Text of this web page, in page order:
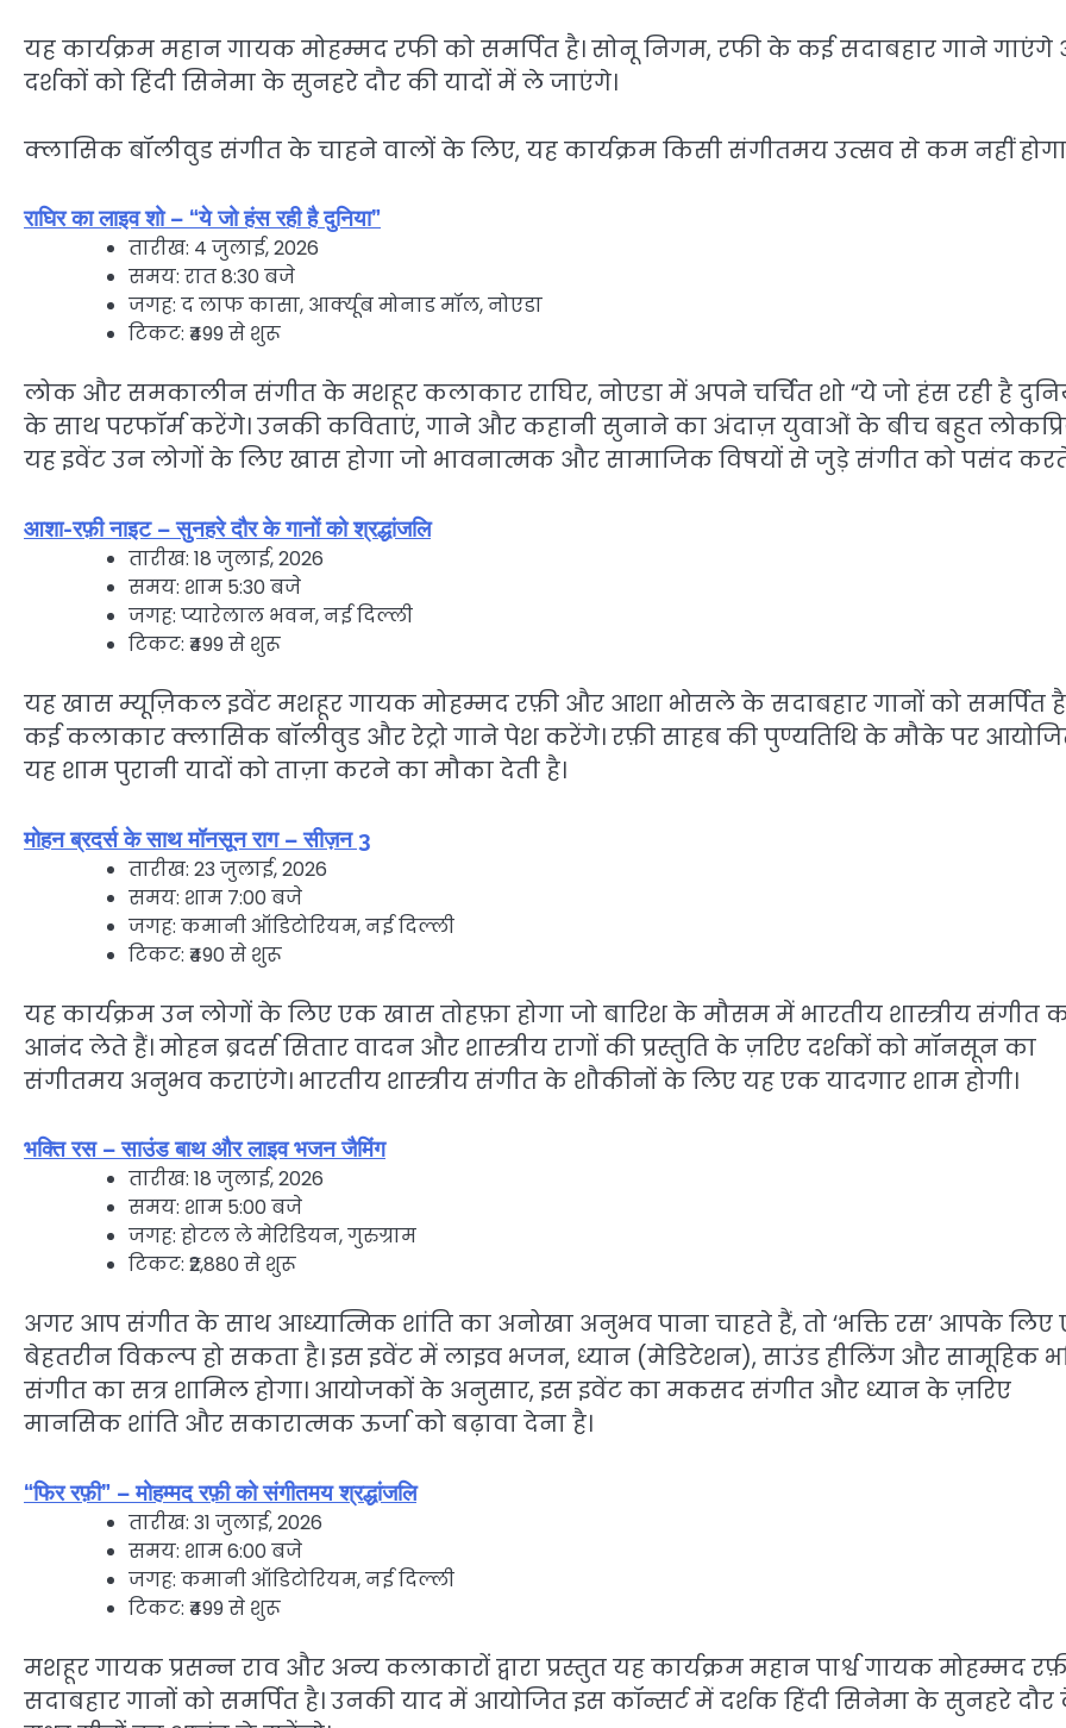
यह कार्यक्रम महान गायक मोहम्मद रफी को समर्पित है। सोनू निगम, रफी के कई सदाबहार गाने
दर्शकों को हिंदी सिनेमा के सुनहरे दौर की यादों में ले जाएंगे।
क्लासिक बॉलीवुड संगीत के चाहने वालों के लिए, यह कार्यक्रम किसी संगीतमय उत्सव से कम नहीं
राघिर का लाइव शो – “ये जो हंस रही है दुनिया”
तारीख: 4 जुलाई, 2026
समय: रात 8:30 बजे
जगह: द लाफ कासा, आर्क्यूब मोनाड मॉल, नोएडा
टिकट: ₹499 से शुरू
लोक और समकालीन संगीत के मशहूर कलाकार राघिर, नोएडा में अपने चर्चित शो “ये जो हंस रही है
के साथ परफॉर्म करेंगे। उनकी कविताएं, गाने और कहानी सुनाने का अंदाज़ युवाओं के बीच बहुत
यह इवेंट उन लोगों के लिए खास होगा जो भावनात्मक और सामाजिक विषयों से जुड़े संगीत को पसंद
आशा-रफ़ी नाइट – सुनहरे दौर के गानों को श्रद्धांजलि
तारीख: 18 जुलाई, 2026
समय: शाम 5:30 बजे
जगह: प्यारेलाल भवन, नई दिल्ली
टिकट: ₹499 से शुरू
यह खास म्यूज़िकल इवेंट मशहूर गायक मोहम्मद रफ़ी और आशा भोसले के सदाबहार गानों को समर्पित
कई कलाकार क्लासिक बॉलीवुड और रेट्रो गाने पेश करेंगे। रफ़ी साहब की पुण्यतिथि के मौके पर
यह शाम पुरानी यादों को ताज़ा करने का मौका देती है।
मोहन ब्रदर्स के साथ मॉनसून राग – सीज़न 3
तारीख: 23 जुलाई, 2026
समय: शाम 7:00 बजे
जगह: कमानी ऑडिटोरियम, नई दिल्ली
टिकट: ₹490 से शुरू
यह कार्यक्रम उन लोगों के लिए एक खास तोहफ़ा होगा जो बारिश के मौसम में भारतीय शास्त्रीय संगीत
आनंद लेते हैं। मोहन ब्रदर्स सितार वादन और शास्त्रीय रागों की प्रस्तुति के ज़रिए दर्शकों को मॉनसून का
संगीतमय अनुभव कराएंगे। भारतीय शास्त्रीय संगीत के शौकीनों के लिए यह एक यादगार शाम होगी।
भक्ति रस – साउंड बाथ और लाइव भजन जैमिंग
तारीख: 18 जुलाई, 2026
समय: शाम 5:00 बजे
जगह: होटल ले मेरिडियन, गुरुग्राम
टिकट: ₹2,880 से शुरू
अगर आप संगीत के साथ आध्यात्मिक शांति का अनोखा अनुभव पाना चाहते हैं, तो ‘भक्ति रस’ आपके
बेहतरीन विकल्प हो सकता है। इस इवेंट में लाइव भजन, ध्यान (मेडिटेशन), साउंड हीलिंग और सामूहिक
संगीत का सत्र शामिल होगा। आयोजकों के अनुसार, इस इवेंट का मकसद संगीत और ध्यान के ज़रिए
मानसिक शांति और सकारात्मक ऊर्जा को बढ़ावा देना है।
“फिर रफ़ी” – मोहम्मद रफ़ी को संगीतमय श्रद्धांजलि
तारीख: 31 जुलाई, 2026
समय: शाम 6:00 बजे
जगह: कमानी ऑडिटोरियम, नई दिल्ली
टिकट: ₹499 से शुरू
मशहूर गायक प्रसन्न राव और अन्य कलाकारों द्वारा प्रस्तुत यह कार्यक्रम महान पार्श्व गायक मोहम्मद
सदाबहार गानों को समर्पित है। उनकी याद में आयोजित इस कॉन्सर्ट में दर्शक हिंदी सिनेमा के सुनहरे